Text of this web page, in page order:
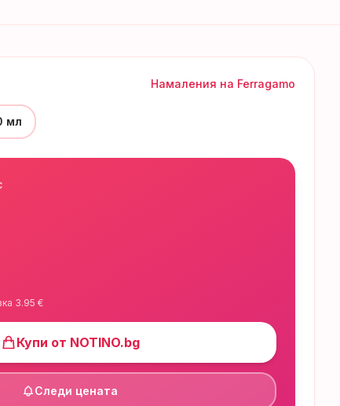
Намаления на Ferragamo
мл
3.95 €
Купи от NOTINO.bg
Следи цената